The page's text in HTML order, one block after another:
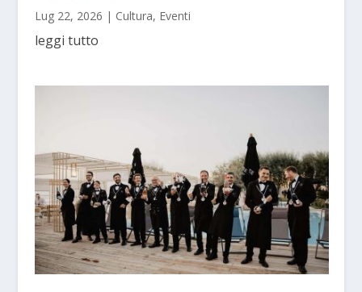
Lug 22, 2026 | Cultura, Eventi
leggi tutto